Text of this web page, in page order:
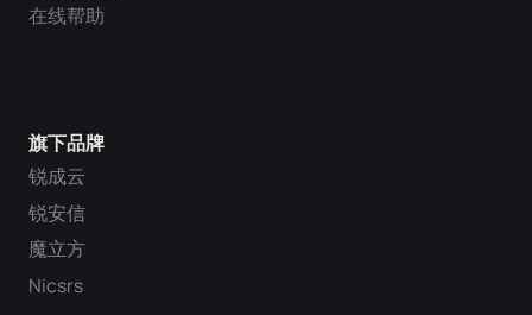
旗下品牌
锐成云
锐安信
魔立方
Nicsrs
在线帮助